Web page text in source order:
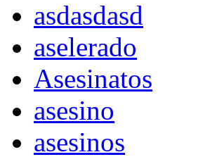
asdasdasd
aselerado
Asesinatos
asesino
asesinos